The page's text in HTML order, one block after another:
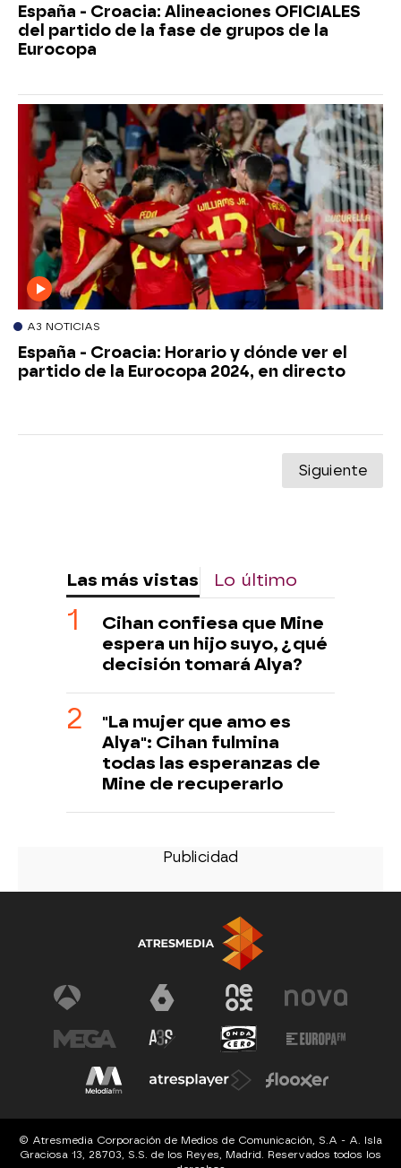
España - Croacia: Alineaciones OFICIALES
del partido de la fase de grupos de la
Eurocopa
A3 NOTICIAS
España - Croacia: Horario y dónde ver el
partido de la Eurocopa 2024, en directo
Siguiente
Las más vistas Lo último
Cihan confiesa que Mine
espera un hijo suyo, ¿qué
decisión tomará Alya?
"La mujer que amo es
Alya": Cihan fulmina
todas las esperanzas de
Mine de recuperarlo
© Atresmedia Corporación de Medios de Comunicación, S.A - A. Isla
Graciosa 13, 28703, S.S. de los Reyes, Madrid. Reservados todos los